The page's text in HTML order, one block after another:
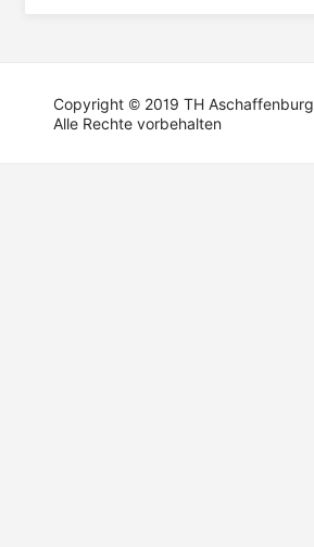
Copyright © 2019 TH Aschaffenburg
Alle Rechte vorbehalten